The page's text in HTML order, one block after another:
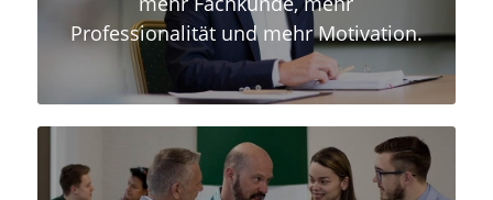
Professionalität und mehr Motivation.